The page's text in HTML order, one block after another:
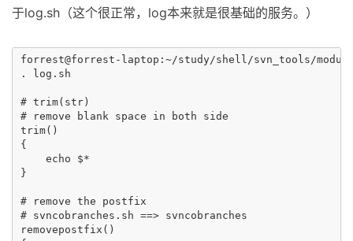
于log.sh（这个很正常，log本来就是很基础的服务。）
forrest@forrest-laptop:~/study/shell/svn_tools/
. log.sh
# trim(str)
# remove blank space in both side
trim()
{
    echo $*
}
# remove the postfix
# svncobranches.sh ==> svncobranches
removepostfix()